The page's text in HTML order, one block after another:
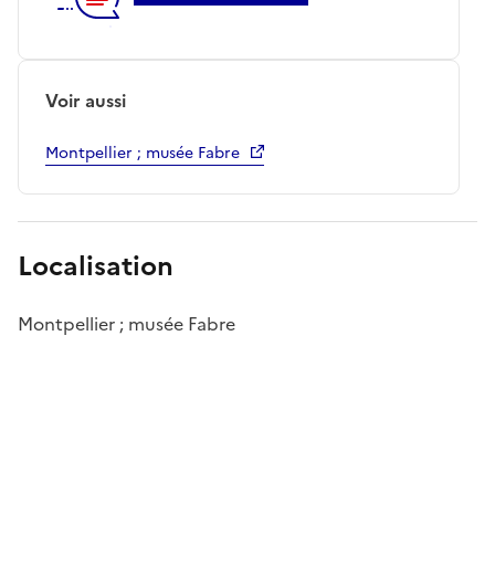
Voir aussi
Montpellier ; musée Fabre
Localisation
Montpellier ; musée Fabre